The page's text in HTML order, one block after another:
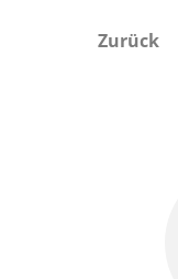
Zurück